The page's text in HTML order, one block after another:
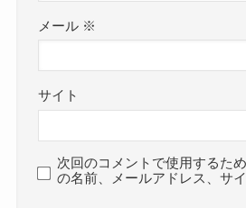
メール ※
サイト
次回のコメントで使用するた
の名前、メールアドレス、サ